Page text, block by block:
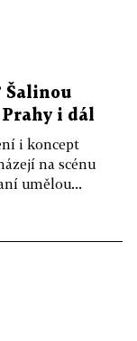
Šalinou
i dál
i koncept
na scénu
umělou...